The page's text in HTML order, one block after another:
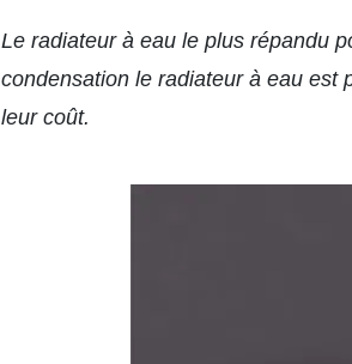
Le radiateur à eau le plus répandu
condensation le radiateur à eau est
leur coût.